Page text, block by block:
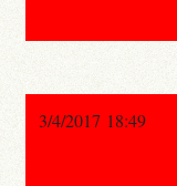
3/4/2017 18:49